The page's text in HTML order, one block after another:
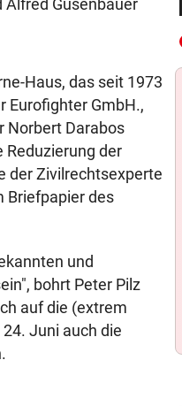
Alfred Gusenbauer
Haus, das seit 1973
Eurofighter GmbH.,
Norbert Darabos
Reduzierung der
der Zivilrechtsexperte
Briefpapier des
und
bohrt Peter Pilz
auf die (extrem
Juni auch die